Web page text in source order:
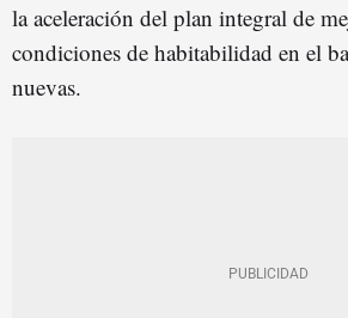
la aceleración del plan integral de
condiciones de habitabilidad en el
nuevas.